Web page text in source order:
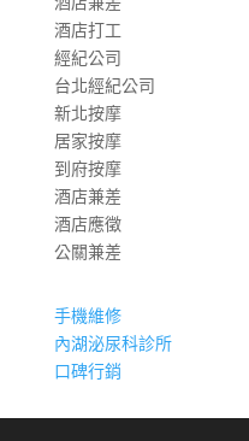
酒店打工
經紀公司
台北經紀公司
新北按摩
居家按摩
到府按摩
酒店兼差
酒店應徵
公關兼差
手機維修
內湖泌尿科診所
口碑行銷